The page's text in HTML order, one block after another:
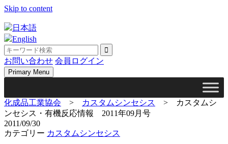
Skip to content
日本語
English
お問い合わせ 会員ログイン
Primary Menu
化成品工業協会 > カスタムシンセシス >
カスタムシ
ンセシス・有機反応情報 2011年09月号
2011/09/30
カテゴリー カスタムシンセシス